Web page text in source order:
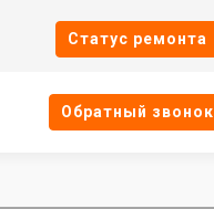
Cтатус ремонта
Oбратный звонок